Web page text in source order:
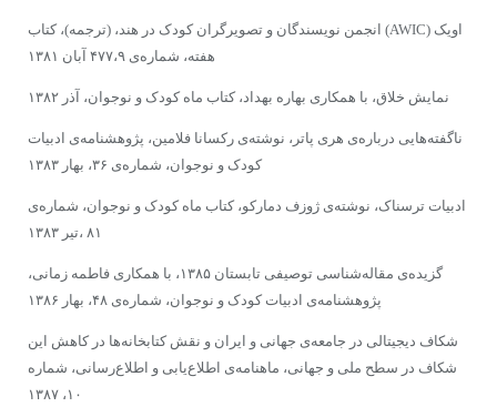
اویک (AWIC) انجمن نویسندگان و تصویرگران کودک در هند، (ترجمه)، ‌کتاب
هفته، شماره‌ی ۴۷۷،‌۹ آبان ۱۳۸۱
نمایش خلاق، با همکاری بهاره بهداد، کتاب ماه کودک و نوجوان، ‌آذر ۱۳۸۲
ناگفته‌هایی درباره‌ی هری پاتر، نوشته‌ی ‌رکسانا فلامین، ‌پژوهشنامه‌ی ادبیات
کودک و نوجوان، ‌شماره‌ی ۳۶، ‌بهار ۱۳۸۳
ادبیات ترسناک، نوشته‌ی ژوزف دمارکو،‌ کتاب ماه کودک و نوجوان، ‌شماره‌ی
۸۱ ،‌تیر ۱۳۸۳
گزیده‌ی مقاله‌شناسی توصیفی تابستان ۱۳۸۵، با همکاری فاطمه زمانی،
‌پژوهشنامه‌ی ادبیات کودک و نوجوان،‌ شماره‌ی ۴۸، ‌بهار ۱۳۸۶
شکاف دیجیتالی در جامعه‌ی جهانی و ایران و نقش کتابخانه‌ها در کاهش این
شکاف در سطح ملی و جهانی، ماهنامه‌ی اطلاع‌یابی و اطلاع‌رسانی، شماره
۱۰، ۱۳۸۷